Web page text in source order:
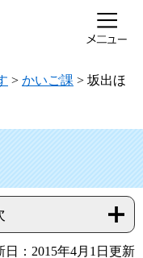
> かいご課 > 坂出ほ
日：2015年4月1日更新